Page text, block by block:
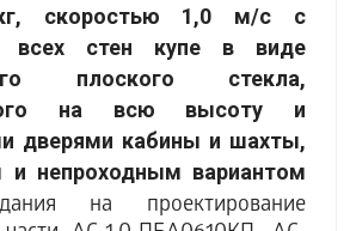
скоростью 1,0 м/с с
всех стен купе в виде
плоского стекла,
на всю высоту и
дверями кабины и шахты,
и непроходным вариантом
на проектирование